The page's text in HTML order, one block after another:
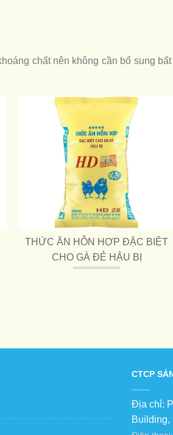
chất nên không cần bổ sung
THỨC ĂN HỖN HỢP ĐẶC BIỆT
CHO GÀ ĐẺ HẬU BỊ
CTCP
Địa chỉ:
Building,